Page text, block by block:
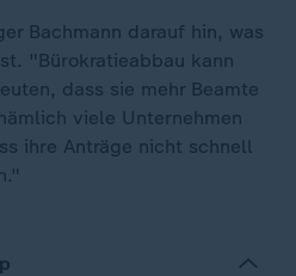
Bachmann darauf hin, was
"Bürokratieabbau kann
dass sie mehr Beamte
viele Unternehmen
ihre Anträge nicht schnell